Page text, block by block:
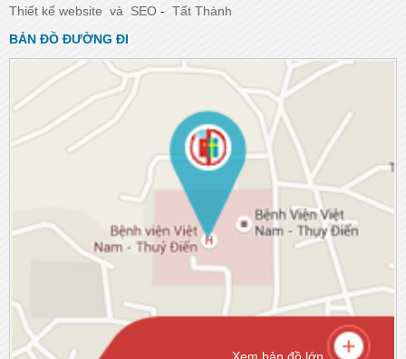
Thiết kế website và SEO - Tất Thành
BẢN ĐỒ ĐƯỜNG ĐI